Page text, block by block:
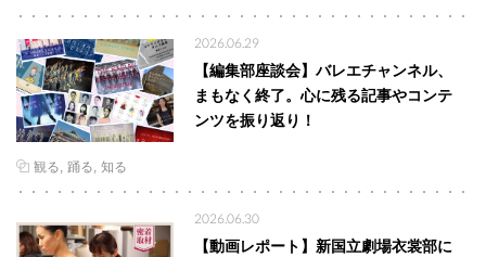
2026.06.29
【編集部座談会】バレエチャンネル、
まもなく終了。心に残る記事やコンテ
ンツを振り返り！
観る 踊る 知る
2026.06.30
【動画レポート】新国立劇場衣裳部に